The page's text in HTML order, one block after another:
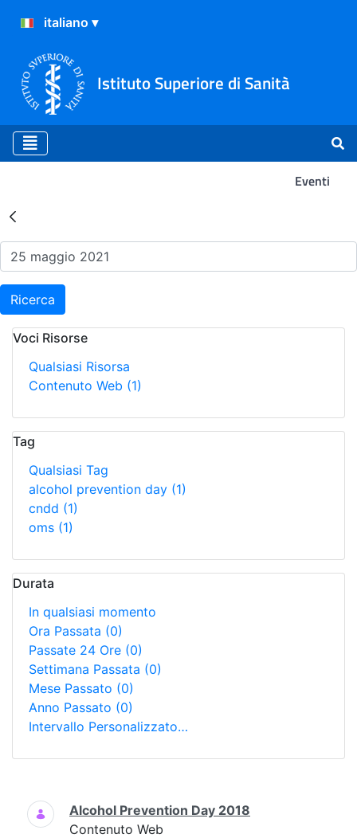
Istituto Superiore di Sanità
Eventi
Risultati della Ricerca -
Ricerca
Voci Risorse
Qualsiasi Risorsa
Contenuto Web (1)
Tag
Qualsiasi Tag
alcohol prevention day (1)
cndd (1)
oms (1)
Durata
In qualsiasi momento
Ora Passata (0)
Passate 24 Ore (0)
Settimana Passata (0)
Mese Passato (0)
Anno Passato (0)
Intervallo Personalizzato…
Ricerca
Alcohol Prevention Day 2018
Contenuto Web